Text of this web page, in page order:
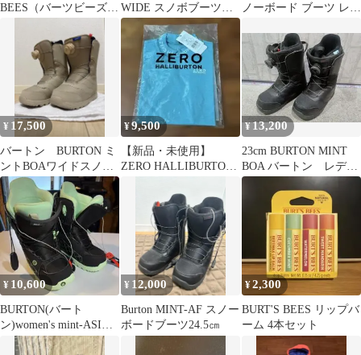
BEES（バーツビーズ）
WIDE スノボブーツ
23.5cm
ノーボード ブーツ レデ
¥ 17,500
バートン BURTON ミ
ントBOAワイドスノー
ボードブーツ
¥9,500
【新品・未使用】
ZERO HALLIBURTON
¥13,200
23cm BURTON MINT
BOA バートン レディ
ース
¥ 10,600
BURTON(バート
ン)women's mint-ASIAN
FIT22.5cm
¥ 12,000
Burton MINT-AF スノー
ボードブーツ24.5㎝
¥2,300
BURT'S BEES リップバ
ーム 4本セット